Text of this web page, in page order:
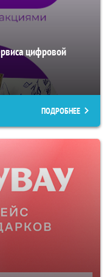
цифровой
ПОДРОБНЕЕ